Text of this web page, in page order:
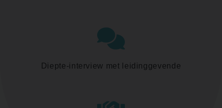
Diepte-interview met leidinggevende